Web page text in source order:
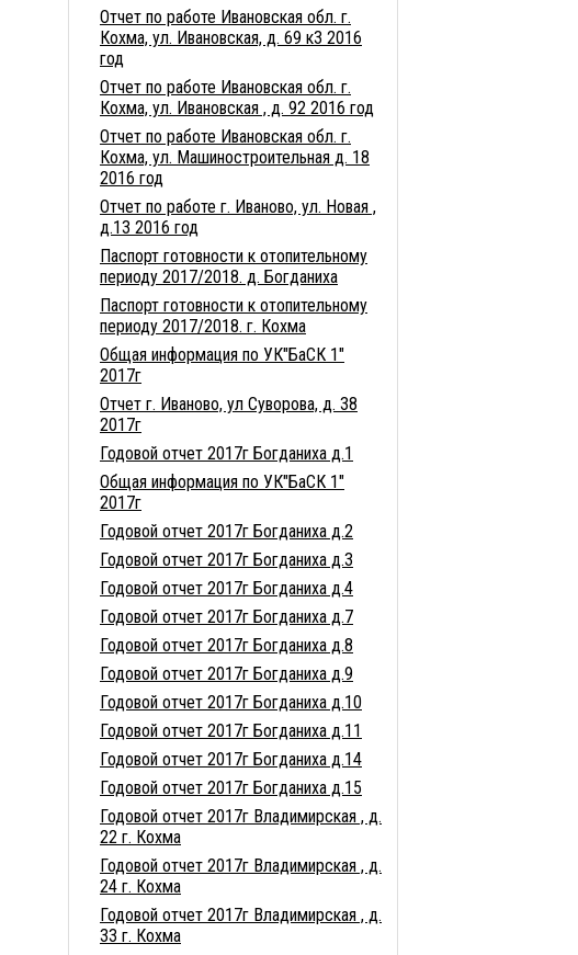
Отчет по работе Ивановская обл. г.
Кохма, ул. Ивановская, д. 69 к3 2016
год
Отчет по работе Ивановская обл. г.
Кохма, ул. Ивановская , д. 92 2016 год
Отчет по работе Ивановская обл. г.
Кохма, ул. Машиностроительная д. 18
2016 год
Отчет по работе г. Иваново, ул. Новая ,
д.13 2016 год
Паспорт готовности к отопительному
периоду 2017/2018. д. Богданиха
Паспорт готовности к отопительному
периоду 2017/2018. г. Кохма
Общая информация по УК"БаСК 1"
2017г
Отчет г. Иваново, ул Суворова, д. 38
2017г
Годовой отчет 2017г Богданиха д.1
Общая информация по УК"БаСК 1"
2017г
Годовой отчет 2017г Богданиха д.2
Годовой отчет 2017г Богданиха д.3
Годовой отчет 2017г Богданиха д.4
Годовой отчет 2017г Богданиха д.7
Годовой отчет 2017г Богданиха д.8
Годовой отчет 2017г Богданиха д.9
Годовой отчет 2017г Богданиха д.10
Годовой отчет 2017г Богданиха д.11
Годовой отчет 2017г Богданиха д.14
Годовой отчет 2017г Богданиха д.15
Годовой отчет 2017г Владимирская , д.
22 г. Кохма
Годовой отчет 2017г Владимирская , д.
24 г. Кохма
Годовой отчет 2017г Владимирская , д.
33 г. Кохма